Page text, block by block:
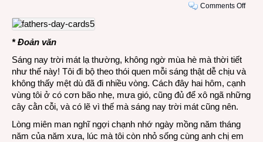
Comments Offon
* Đoản văn
Sáng nay trời mát lạ thường, không ngờ mùa hè mà thời tiết
như thế này! Tôi đi bộ theo thói quen mỗi sáng thật dễ chịu và
không thấy mệt dù đã đi nhiều vòng. Cách đây hai hôm, cạnh
vùng tôi ở có cơn bão nhẹ, mưa gió, cũng đủ để xô ngã những
cây cằn cỗi, và có lẽ vì thế mà sáng nay trời mát cũng nên.
Lòng miên man nghĩ ngợi chạnh nhớ ngày mồng năm tháng
năm của năm xưa, lúc mà tôi còn nhỏ sống cùng anh chị em